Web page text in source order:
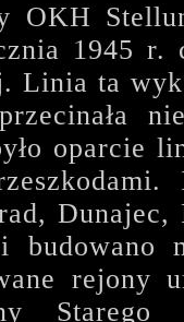
OKH
1945 r.
Linia ta
oparcie
Dunajec,
rejony
Starego